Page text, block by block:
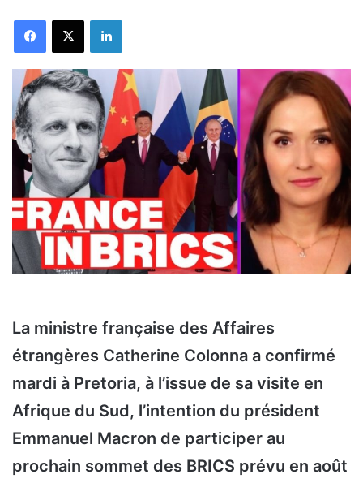
FacebookX Linkedin
La ministre française des Affaires
étrangères Catherine Colonna a confirmé
mardi à Pretoria, à l’issue de sa visite en
Afrique du Sud, l’intention du président
Emmanuel Macron de participer au
prochain sommet des BRICS prévu en août